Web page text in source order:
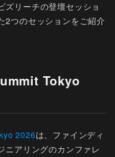
ズリーチの登壇セッショ
2つのセッションをご紹介
Tokyo
2026は、ファインディ
ニアリングのカンファレ